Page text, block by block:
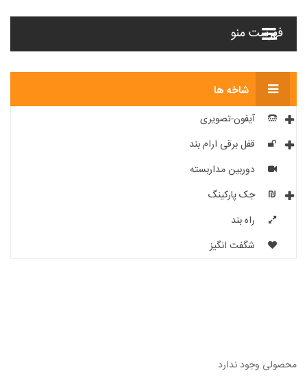
فهرست منو
شاخه ها
آیفون-تصویری
قفل برقی ارام بند
دوربین مداربسته
جک پارکینگ
راه بند
شگفت انگیز
محصولی وجود ندارد